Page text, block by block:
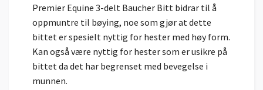
Premier Equine 3-delt Baucher Bitt bidrar til å
oppmuntre til bøying, noe som gjør at dette
bittet er spesielt nyttig for hester med høy form.
Kan også være nyttig for hester som er usikre på
bittet da det har begrenset med bevegelse i
munnen.